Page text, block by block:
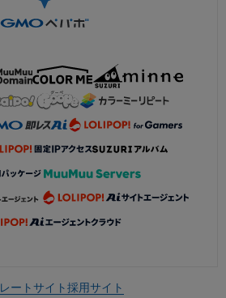
ートサイト採用サイト